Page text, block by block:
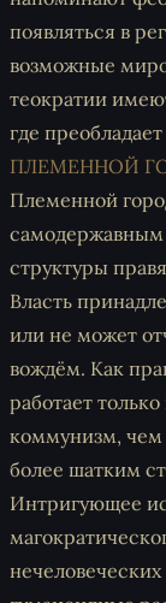
появляться в
возможные
теократии
где преобладает
ПЛЕМЕННОЙ
Племенной
самодержавным
структуры
Власть
или не может
вождём. Как
работает
коммунизм, чем
более шатким
Интригующее